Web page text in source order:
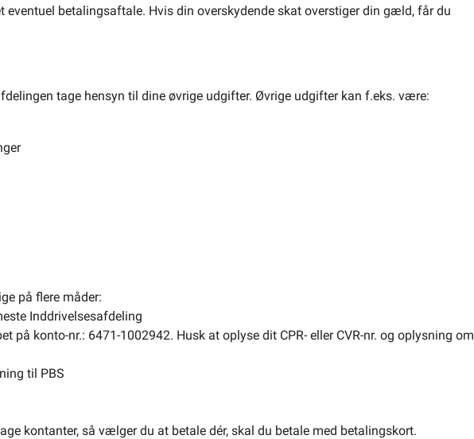
betalingsaftale. Hvis din overskydende skat overstiger din gæld, får du
tage hensyn til dine øvrige udgifter. Øvrige udgifter kan f.eks. være:
på flere måder:
Inddrivelsesafdeling
på konto-nr.: 6471-1002942. Husk at oplyse dit CPR- eller CVR-nr. og oplysning om
til PBS
kontanter, så vælger du at betale dér, skal du betale med betalingskort.